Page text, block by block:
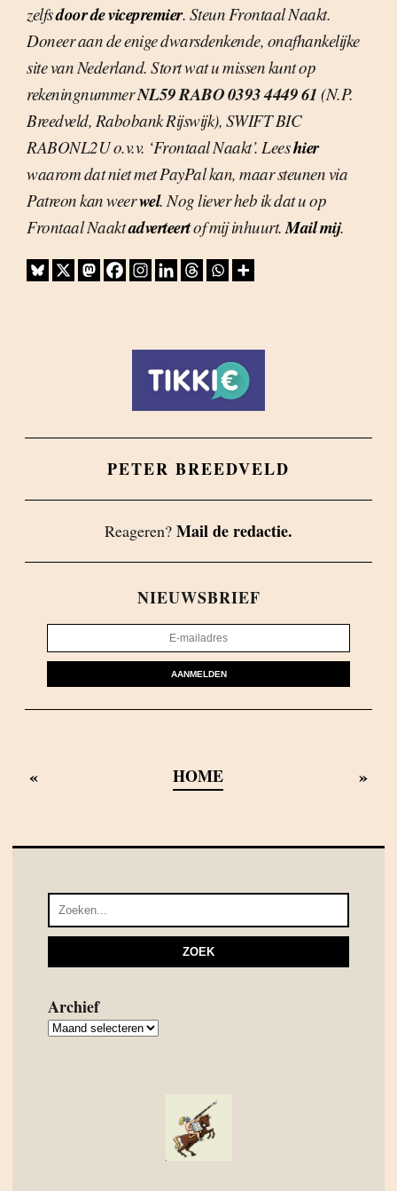
zelfsdoor de vicepremier. Steun Frontaal Naakt.
Doneer aan de enige dwarsdenkende, onafhankelijke
site van Nederland. Stort wat u missen kunt op
rekeningnummerNL59 RABO 0393 4449 61 (N.P.
Breedveld, Rabobank Rijswijk), SWIFT BIC
RABONL2U o.v.v. ‘Frontaal Naakt’. Leeshier
waarom dat niet met PayPal kan, maar steunen via
Patreon kan weerwel. Nog liever heb ik dat u op
Frontaal Naaktadverteertof mij inhuurt.Mail mij.
PETER BREEDVELD
Reageren? Mail de redactie.
NIEUWSBRIEF
AANMELDEN
« HOME »
Archief
Archief